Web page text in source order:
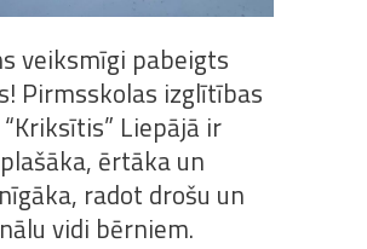
veiksmīgi pabeigts
Pirmsskolas izglītības
Liepājā ir
ērtāka un
radot drošu un
vidi bērniem.